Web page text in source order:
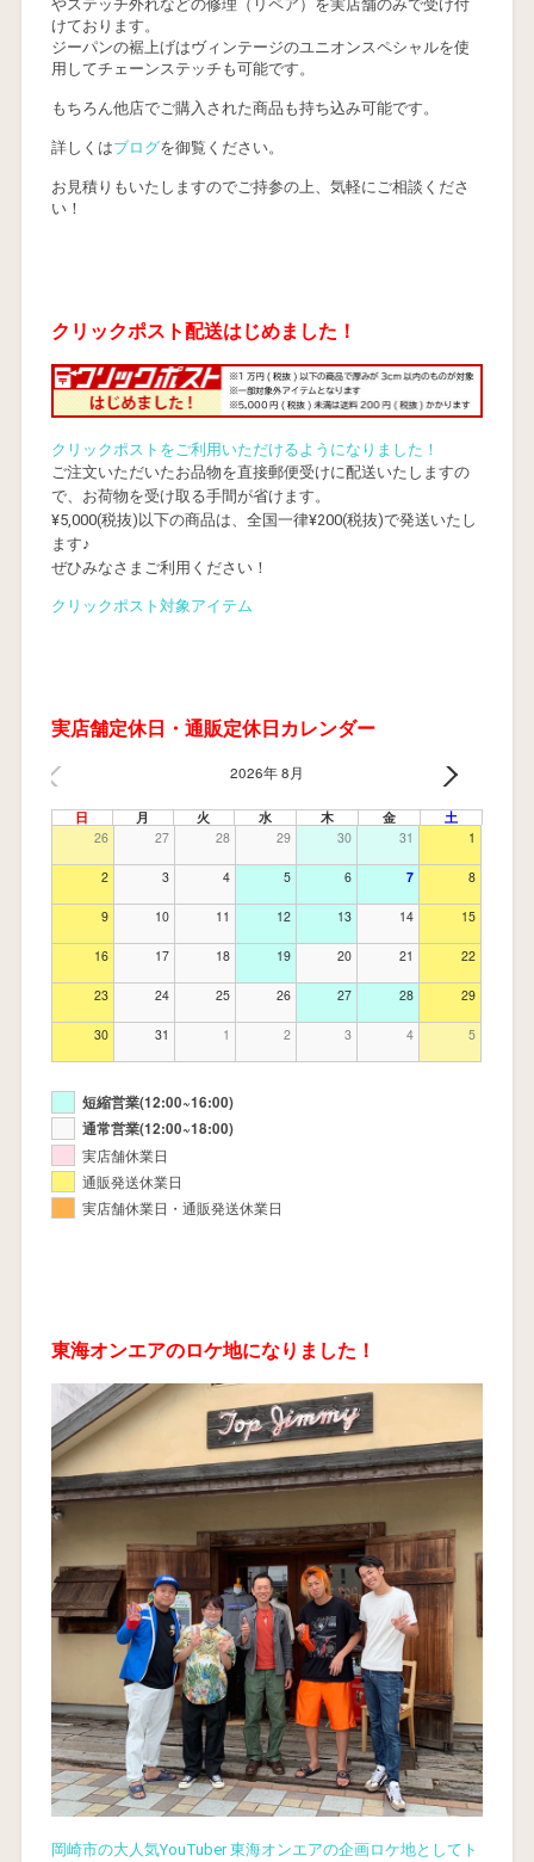
やステッチ外れなどの修理（リペア）を実店舗のみで受け付
けております。
ジーパンの裾上げはヴィンテージのユニオンスペシャルを使
用してチェーンステッチも可能です。
もちろん他店でご購入された商品も持ち込み可能です。
詳しくはブログを御覧ください。
お見積りもいたしますのでご持参の上、気軽にご相談くださ
い！
クリックポスト配送はじめました！
クリックポストをご利用いただけるようになりました！
ご注文いただいたお品物を直接郵便受けに配送いたしますの
で、お荷物を受け取る手間が省けます。
¥5,000(税抜)以下の商品は、全国一律¥200(税抜)で発送いたし
ます♪
ぜひみなさまご利用ください！
クリックポスト対象アイテム
実店舗定休日・通販定休日カレンダー
2026年 8月
日 月 火 水 木 金
土
26
27 28 29 30 31 1
2 3 4 5 6 7 8
9 10 11 12 13 14 15
16 17 18 19 20 21 22
23 24 25 26 27 28 29
30 31 1 2 3 4 5
短縮営業(12:00~16:00)
通常営業(12:00~18:00)
実店舗休業日
通販発送休業日
実店舗休業日・通販発送休業日
東海オンエアのロケ地になりました！
岡崎市の大人気YouTuber 東海オンエアの企画ロケ地としてト